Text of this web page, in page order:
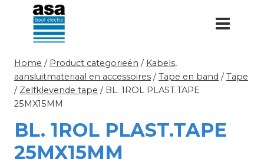
Doorgaan
inhoud
Home / Product categorieën / Kabels,
aansluitmateriaal en accessoires / Tape en band / Tape
/ Zelfklevende tape / BL. 1ROL PLAST.TAPE
25MX15MM
BL. 1ROL PLAST.TAPE
25MX15MM